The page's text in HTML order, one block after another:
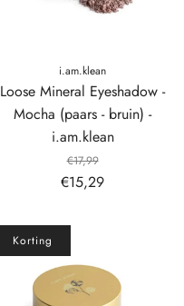
i.am.klean
Loose Mineral Eyeshadow -
Mocha (paars - bruin) -
i.am.klean
€17,99
€15,29
Korting